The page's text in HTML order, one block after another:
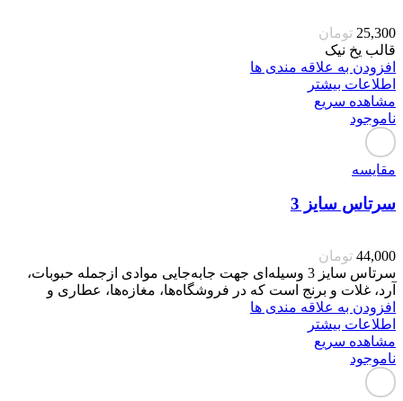
25,300 تومان
قالب یخ نیک
افزودن به علاقه مندی ها
اطلاعات بیشتر
مشاهده سریع
ناموجود
مقایسه
سرتاس سایز 3
44,000 تومان
سرتاس سایز 3 وسیله‌ای جهت جابه‌جایی موادی ازجمله حبوبات،
آرد، غلات و برنج است که در فروشگاه‌ها، مغازه‌ها، عطاری و
افزودن به علاقه مندی ها
اطلاعات بیشتر
مشاهده سریع
ناموجود